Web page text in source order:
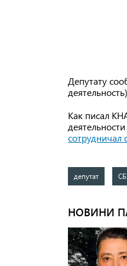
Депутату
Как писал
сотрудничал
депутат